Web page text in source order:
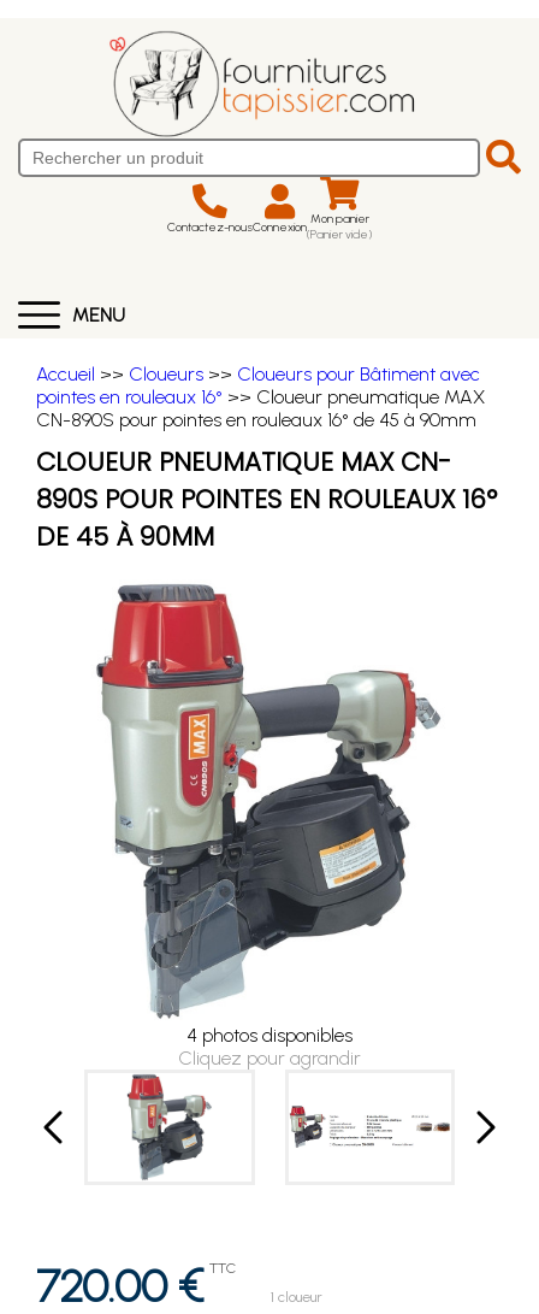
Contactez-nousConnexion Mon panier
(Panier vide)
MENU
Accueil >> Cloueurs >> Cloueurs pour Bâtiment avec
pointes en rouleaux 16° >> Cloueur pneumatique MAX
CN-890S pour pointes en rouleaux 16° de 45 à 90mm
CLOUEUR PNEUMATIQUE MAX CN-
890S POUR POINTES EN ROULEAUX 16°
DE 45 À 90MM
4 photos disponibles
Cliquez pour agrandir
720.00 € TTC
1 cloueur